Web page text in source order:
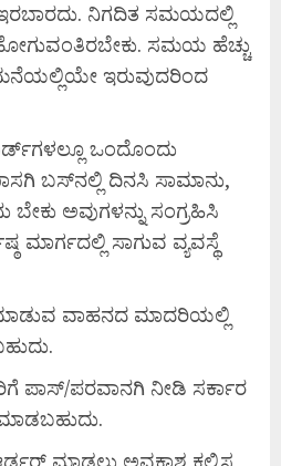
ನಿಗದಿತ ಸಮಯದಲ್ಲಿ
ಸಮಯ ಹೆಚ್ಚು
ಇರುವುದರಿಂದ
ಒಂದೊಂದು
ಬಸ್‌ನಲ್ಲಿ ದಿನಸಿ ಸಾಮಾನು,
ಬೇಕು ಅವುಗಳನ್ನು ಸಂಗ್ರಹಿಸಿ
ಸಾಗುವ ವ್ಯವಸ್ಥೆ
ಮಾಡುವ ವಾಹನದ ಮಾದರಿಯಲ್ಲಿ
ಪಾಸ್/ಪರವಾನಗಿ ನೀಡಿ ಸರ್ಕಾರ
ಮಾಡಲು ಅವಕಾಶ ಕಲ್ಪಿಸ